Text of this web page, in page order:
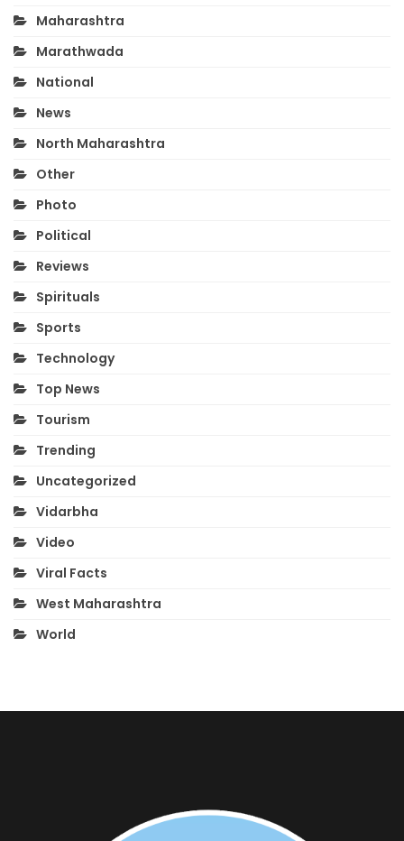
Maharashtra
Marathwada
National
News
North Maharashtra
Other
Photo
Political
Reviews
Spirituals
Sports
Technology
Top News
Tourism
Trending
Uncategorized
Vidarbha
Video
Viral Facts
West Maharashtra
World